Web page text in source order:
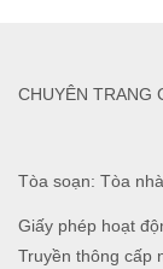
Tòa soạn: Tòa
Giấy phép hoạt
Truyền thông cấp
CHUYÊN TRANG